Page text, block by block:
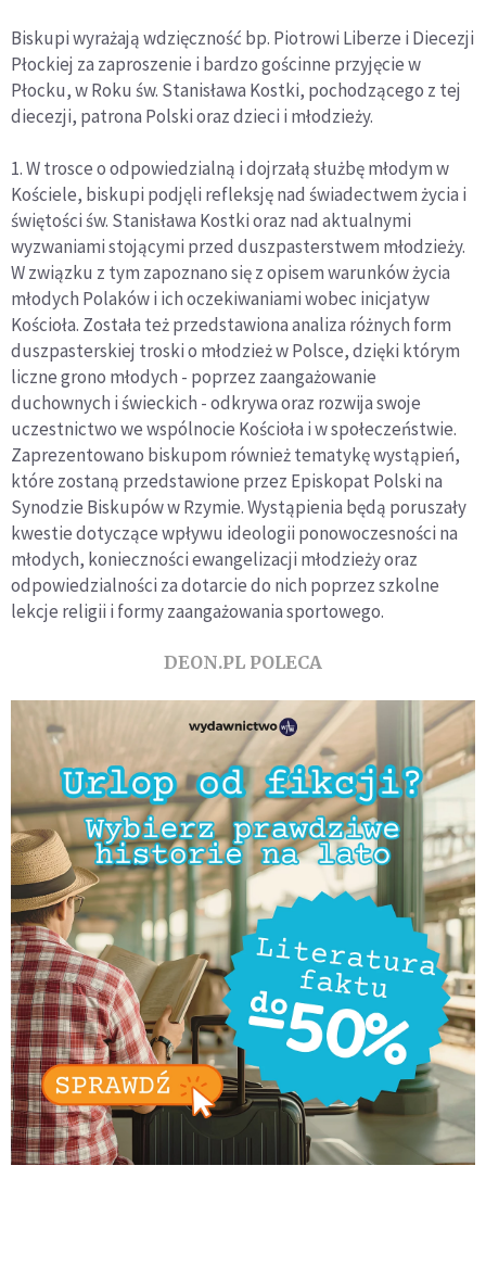
Biskupi wyrażają wdzięczność bp. Piotrowi Liberze i Diecezji
Płockiej za zaproszenie i bardzo gościnne przyjęcie w
Płocku, w Roku św. Stanisława Kostki, pochodzącego z tej
diecezji, patrona Polski oraz dzieci i młodzieży.
1. W trosce o odpowiedzialną i dojrzałą służbę młodym w
Kościele, biskupi podjęli refleksję nad świadectwem życia i
świętości św. Stanisława Kostki oraz nad aktualnymi
wyzwaniami stojącymi przed duszpasterstwem młodzieży.
W związku z tym zapoznano się z opisem warunków życia
młodych Polaków i ich oczekiwaniami wobec inicjatyw
Kościoła. Została też przedstawiona analiza różnych form
duszpasterskiej troski o młodzież w Polsce, dzięki którym
liczne grono młodych - poprzez zaangażowanie
duchownych i świeckich - odkrywa oraz rozwija swoje
uczestnictwo we wspólnocie Kościoła i w społeczeństwie.
Zaprezentowano biskupom również tematykę wystąpień,
które zostaną przedstawione przez Episkopat Polski na
Synodzie Biskupów w Rzymie. Wystąpienia będą poruszały
kwestie dotyczące wpływu ideologii ponowoczesności na
młodych, konieczności ewangelizacji młodzieży oraz
odpowiedzialności za dotarcie do nich poprzez szkolne
lekcje religii i formy zaangażowania sportowego.
DEON.PL POLECA